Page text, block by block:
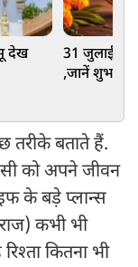
देख
31 जुलाई
,जानें शुभ
तरीके बताते हैं.
को अपने जीवन
के बड़े प्लान्स
कभी भी
कितना भी